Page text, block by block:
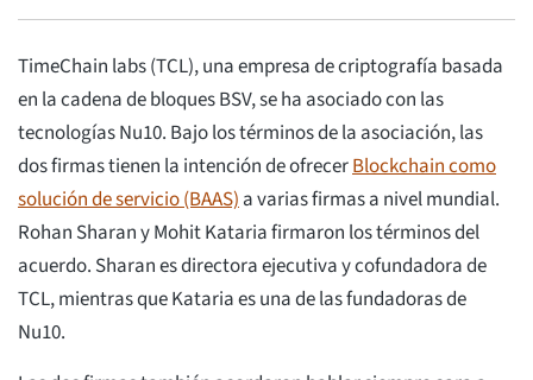
TimeChain labs (TCL), una empresa de criptografía basada
en la cadena de bloques BSV, se ha asociado con las
tecnologías Nu10. Bajo los términos de la asociación, las
dos firmas tienen la intención de ofrecerBlockchain como
solución de servicio (BAAS)a varias firmas a nivel mundial.
Rohan Sharan y Mohit Kataria firmaron los términos del
acuerdo. Sharan es directora ejecutiva y cofundadora de
TCL, mientras que Kataria es una de las fundadoras de
Nu10.